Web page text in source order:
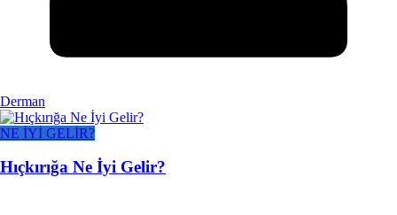
Derman
NE İYİ GELİR?
Hıçkırığa Ne İyi Gelir?